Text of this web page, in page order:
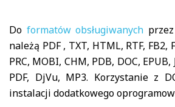
Do formatów obsługiwanych
należą PDF , TXT, HTML, RTF, FB2,
PRC, MOBI, CHM, PDB, DOC, EPUB,
PDF, DjVu, MP3. Korzystanie z
instalacji dodatkowego